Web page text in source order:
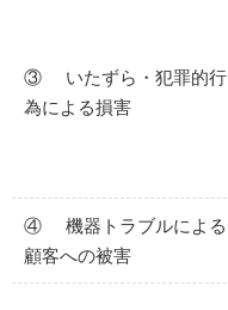
③ いたずら・犯罪的行
為による損害
④ 機器トラブルによる
顧客への被害